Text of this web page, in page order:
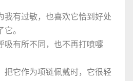
我有过敏，也喜欢它恰到好处
。
吸有所不同，也不再打喷嚏
把它作为项链佩戴时，它很轻